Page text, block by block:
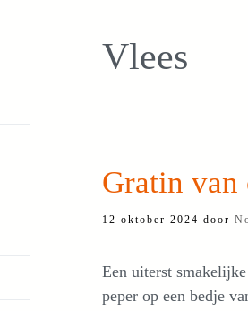
Vlees
Gratin van
12 oktober 2024 door
Een uiterst
peper op een bedje